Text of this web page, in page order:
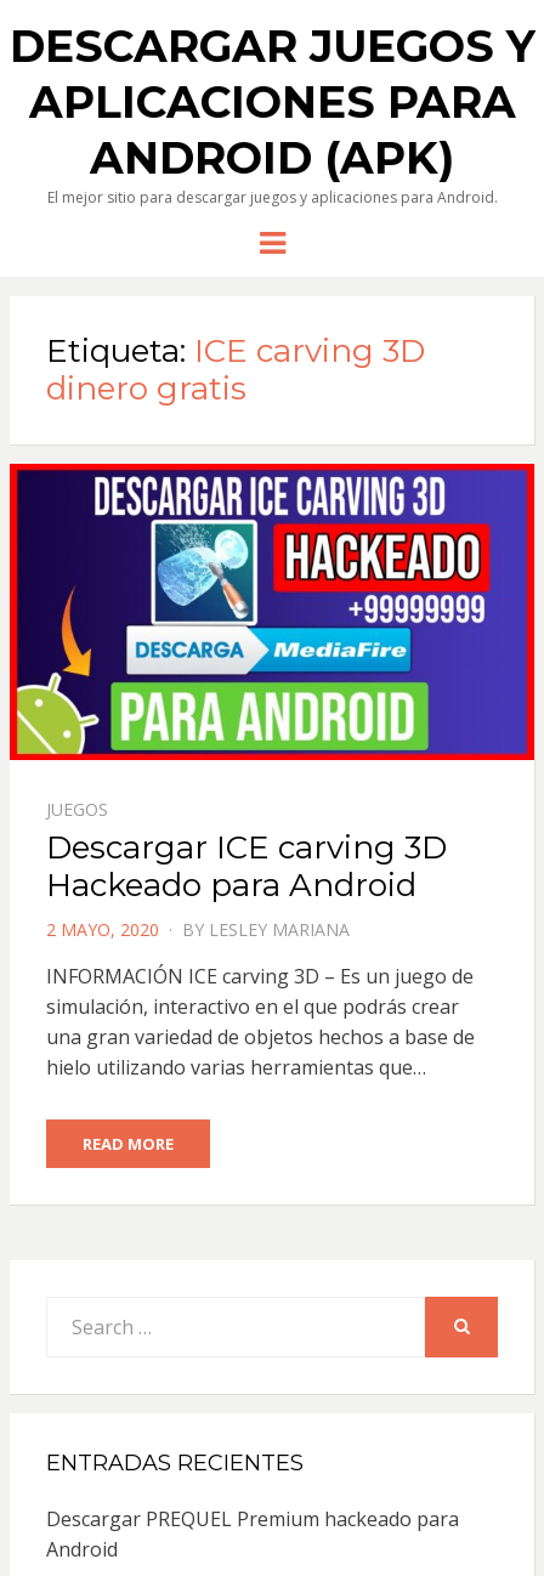
DESCARGAR JUEGOS Y
APLICACIONES PARA
ANDROID (APK)
El mejor sitio para descargar juegos y aplicaciones para Android.
Menu
Etiqueta: ICE carving 3D
dinero gratis
JUEGOS
Descargar ICE carving 3D
Hackeado para Android
POSTED
2 MAYO, 2020 BY LESLEY MARIANA
INFORMACIÓN ICE carving 3D – Es un juego de
simulación, interactivo en el que podrás crear
una gran variedad de objetos hechos a base de
hielo utilizando varias herramientas que…
READ MORE
for:
ENTRADAS RECIENTES
Descargar PREQUEL Premium hackeado para
Android